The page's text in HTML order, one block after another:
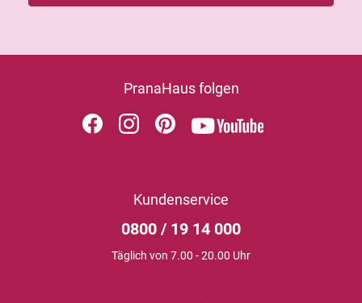
PranaHaus folgen
Kundenservice
0800 / 19 14 000
Täglich von 7.00 - 20.00 Uhr